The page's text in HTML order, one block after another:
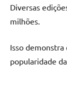
Diversas
milhões.
Isso demonstra
popularidade